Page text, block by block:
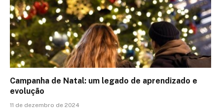
Campanha de Natal: um legado de aprendizado e
evolução
11 de dezembro de 2024